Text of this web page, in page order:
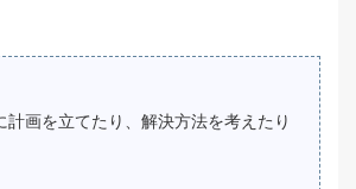
計画を立てたり、解決方法を考えたり